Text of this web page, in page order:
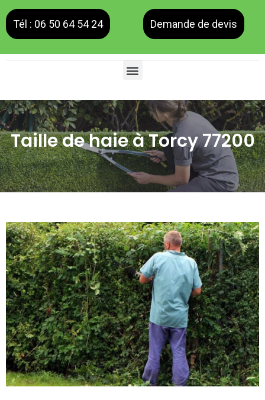
Tél : 06 50 64 54 24 Demande de devis
Taille de haie à Torcy 77200